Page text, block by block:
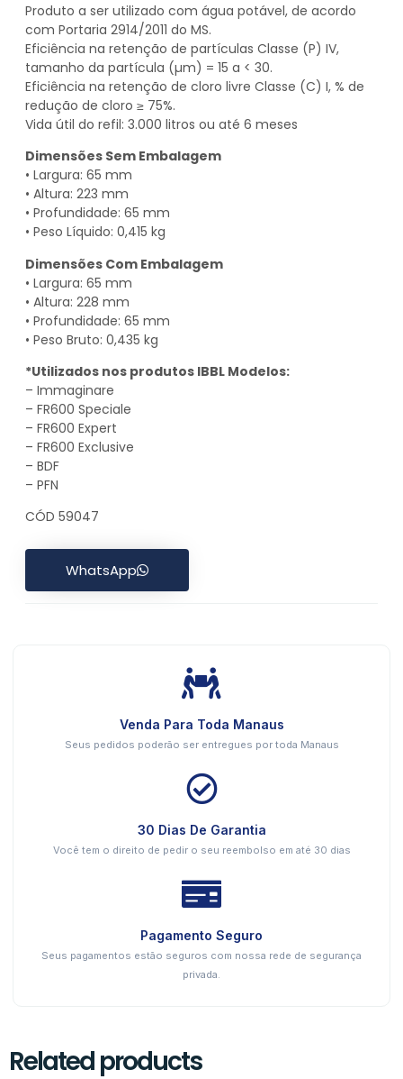
Produto a ser utilizado com água potável, de acordo
com Portaria 2914/2011 do MS.
Eficiência na retenção de partículas Classe (P) IV,
tamanho da partícula (µm) = 15 a < 30.
Eficiência na retenção de cloro livre Classe (C) I, % de
redução de cloro ≥ 75%.
Vida útil do refil: 3.000 litros ou até 6 meses
Dimensões Sem Embalagem
• Largura: 65 mm
• Altura: 223 mm
• Profundidade: 65 mm
• Peso Líquido: 0,415 kg
Dimensões Com Embalagem
• Largura: 65 mm
• Altura: 228 mm
• Profundidade: 65 mm
• Peso Bruto: 0,435 kg
*Utilizados nos produtos IBBL Modelos:
– Immaginare
– FR600 Speciale
– FR600 Expert
– FR600 Exclusive
– BDF
– PFN
CÓD 59047
WhatsApp
Venda Para Toda Manaus
Seus pedidos poderão ser entregues por toda Manaus
30 Dias De Garantia
Você tem o direito de pedir o seu reembolso em até 30 dias
Pagamento Seguro
Seus pagamentos estão seguros com nossa rede de segurança
privada.
Related products